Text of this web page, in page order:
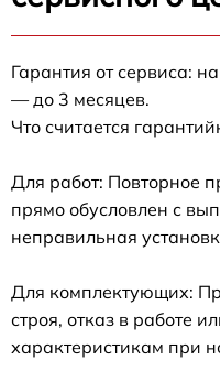
Гарантия от сервиса:
— до 3 месяцев.
Что считается
Для работ: Повторное
прямо обусловлен с
неправильная
Для комплектующих:
строя, отказ в работе
характеристикам при